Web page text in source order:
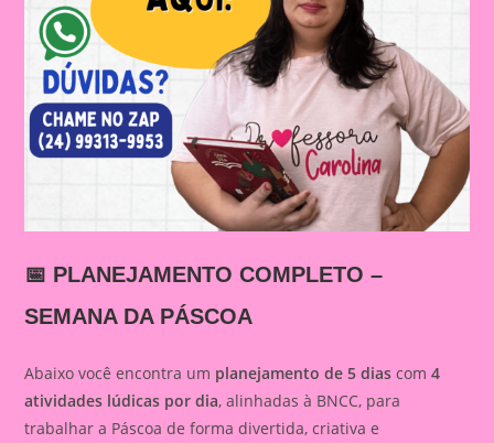
📅 PLANEJAMENTO COMPLETO –
SEMANA DA PÁSCOA
Abaixo você encontra um planejamento de 5 dias com4
atividades lúdicas por dia, alinhadas à BNCC, para
trabalhar a Páscoa de forma divertida, criativa e